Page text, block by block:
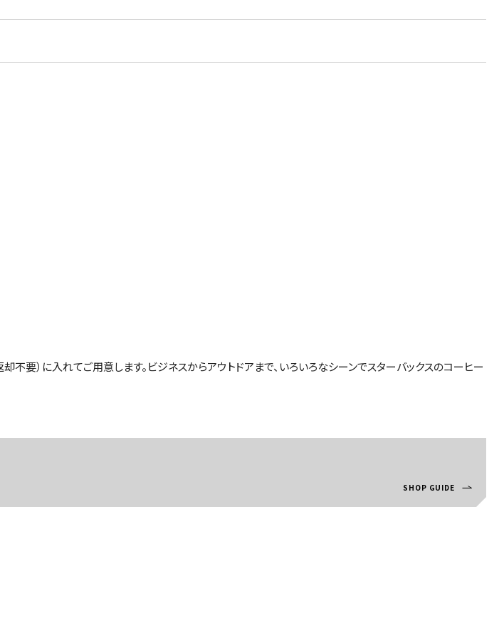
要）に入れてご用意します。ビジネスからアウトドアまで、いろいろなシーンでスターバックスのコーヒー
SHOP GUIDE